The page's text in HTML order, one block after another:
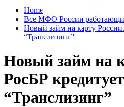
Home
Все МФО России
Новый займ на карту
“Транслизинг”
Новый займ на
РосБР кредитует
“Транслизинг”